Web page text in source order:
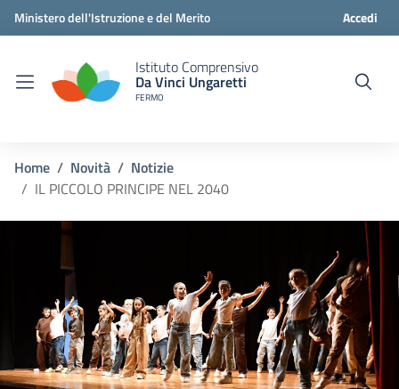
Ministero dell'Istruzione e del Merito Accedi
Istituto Comprensivo
Da Vinci Ungaretti
FERMO
Home Novità
Notizie
IL PICCOLO PRINCIPE NEL 2040